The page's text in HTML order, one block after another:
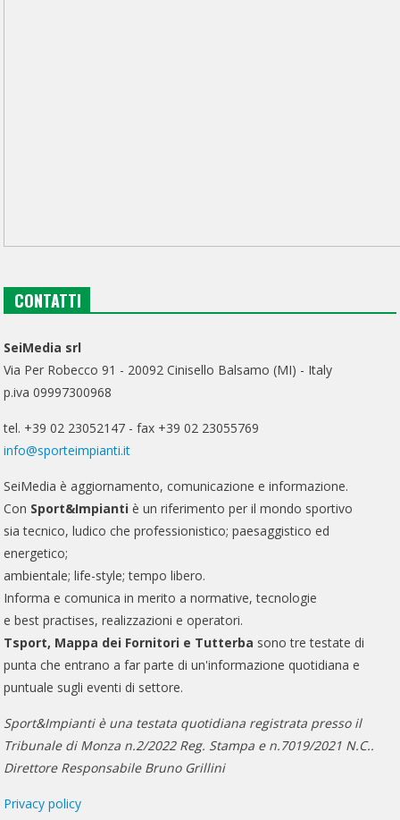
CONTATTI
SeiMedia srl
Via Per Robecco 91 - 20092 Cinisello Balsamo (MI) - Italy
p.iva 09997300968
tel. +39 02 23052147 - fax +39 02 23055769
info@sporteimpianti.it
SeiMedia è aggiornamento, comunicazione e informazione.
Con Sport&Impianti è un riferimento per il mondo sportivo
sia tecnico, ludico che professionistico; paesaggistico ed
energetico;
ambientale; life-style; tempo libero.
Informa e comunica in merito a normative, tecnologie
e best practises, realizzazioni e operatori.
Tsport, Mappa dei Fornitori e Tutterba sono tre testate di
punta che entrano a far parte di un'informazione quotidiana e
puntuale sugli eventi di settore.
Sport&Impianti è una testata quotidiana registrata presso il
Tribunale di Monza n.2/2022 Reg. Stampa e n.7019/2021 N.C..
Direttore Responsabile Bruno Grillini
Privacy policy